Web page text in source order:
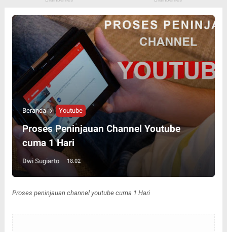
Beranda Youtube
Proses Peninjauan Channel Youtube
cuma 1 Hari
Dwi Sugiarto 18.02
Proses peninjauan channel youtube cuma 1 Hari